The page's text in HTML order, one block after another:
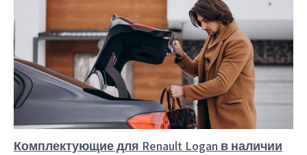
Комплектующие для Renault Logan в наличии